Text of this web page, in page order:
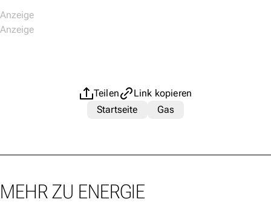
Teilen
Link kopieren
Startseite
Gas
MEHR ZU ENERGIE